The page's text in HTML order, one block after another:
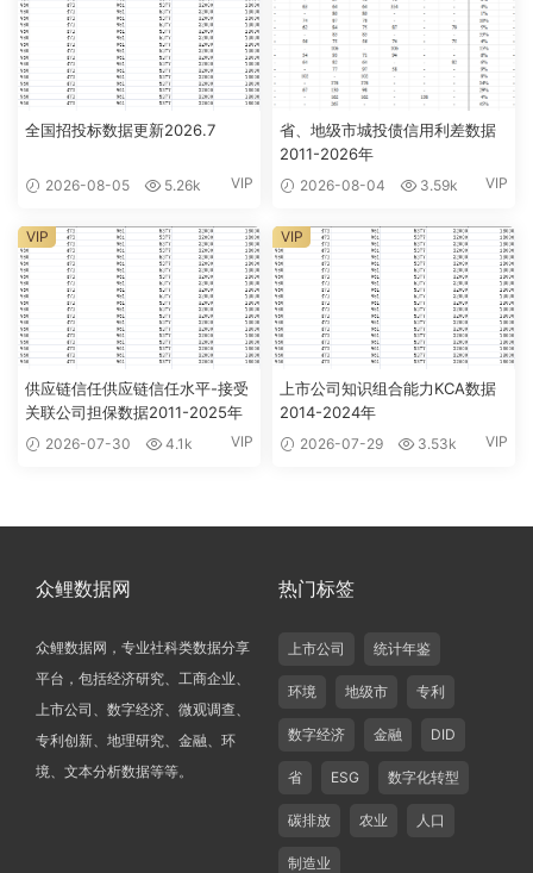
全国招投标数据更新2026.7
2026-08-05 5.26k VIP
省、地级市城投债信用利差数据
2011-2026年
2026-08-04 3.59k VIP
供应链信任供应链信任水平-接受
关联公司担保数据2011-2025年
2026-07-30 4.1k VIP
VIP
上市公司知识组合能力KCA数据
2014-2024年
2026-07-29 3.53k VIP
VIP
众鲤数据网
众鲤数据网，专业社科类数据分享
平台，包括经济研究、工商企业、
上市公司、数字经济、微观调查、
专利创新、地理研究、金融、环
境、文本分析数据等等。
热门标签
上市公司 统计年鉴
环境 地级市 专利
数字经济 金融 DID
省 ESG 数字化转型
碳排放 农业 人口
制造业